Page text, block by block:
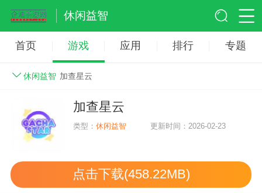
休闲益智
首页 游戏 应用 排行 专题
休闲益智 加查星云
加查星云
类型：休闲益智 更新时间：2026-02-23
点击下载(458.22MB)